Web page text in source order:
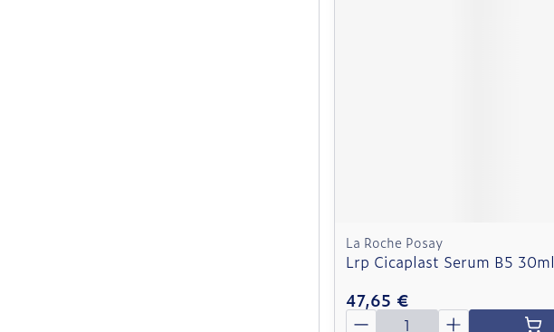
La Roche Posay
Lrp Cicaplast Serum B5 30ml
47,65 €
Quantité